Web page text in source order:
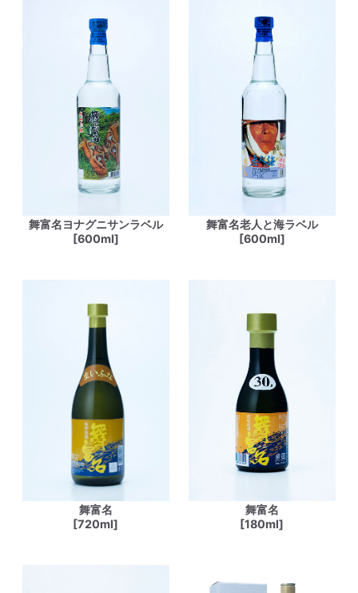
舞富名ヨナグニサンラベル
[600ml]
舞富名老人と海ラベル
[600ml]
舞富名
[720ml]
舞富名
[180ml]